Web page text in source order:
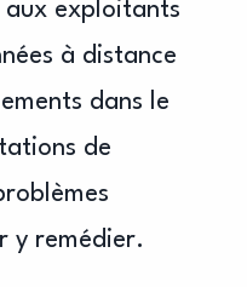
exploitants
à distance
dans le
de
y remédier.